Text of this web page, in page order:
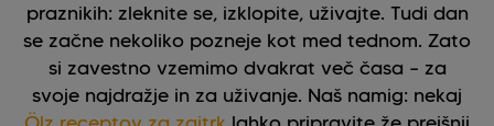
praznikih: zleknite se, izklopite, uživajte. Tudi dan
se začne nekoliko pozneje kot med tednom. Zato
si zavestno vzemimo dvakrat več časa – za
svoje najdražje in za uživanje. Naš namig: nekaj